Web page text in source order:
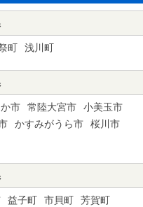
町 浅川町
市 常陸大宮市
小美玉市
かすみがうら市
桜川市
益子町 市貝町
芳賀町